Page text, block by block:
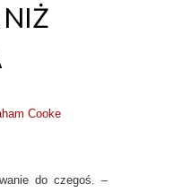
NIŻ
do czegoś. –